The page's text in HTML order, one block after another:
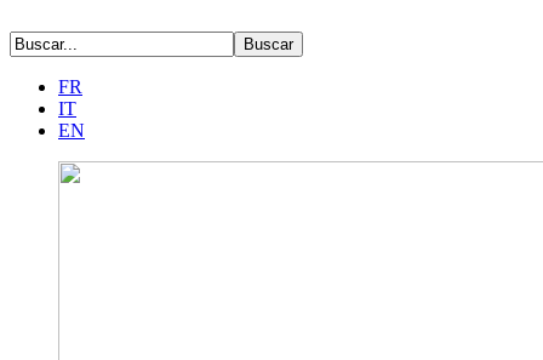
FR
IT
EN